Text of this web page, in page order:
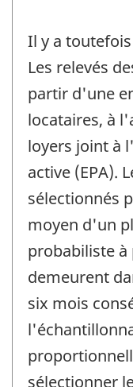
Il y a
Les relevés
partir d'une
locataires, à
loyers joint à
active (EPA).
sélectionnés
moyen d'un
probabiliste à
demeurent
six mois
sélectionner